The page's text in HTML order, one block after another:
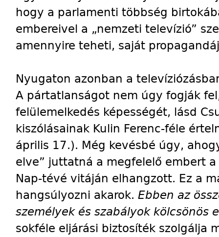
hogy a parlamenti többség
embereivel a „nemzeti televízió”
amennyire teheti, saját
Nyugaton azonban a
A pártatlanságot nem úgy fogják
felülemelkedés képességét, lásd
kiszólásainak Kulin Ferenc-féle
április 17.). Még kevésbé úgy,
elve” juttatná a megfelelő embert
Nap-tévé vitáján elhangzott. Ez a
hangsúlyozni akarok. Ebben az
személyek és szabályok
sokféle eljárási biztosíték szolgálja